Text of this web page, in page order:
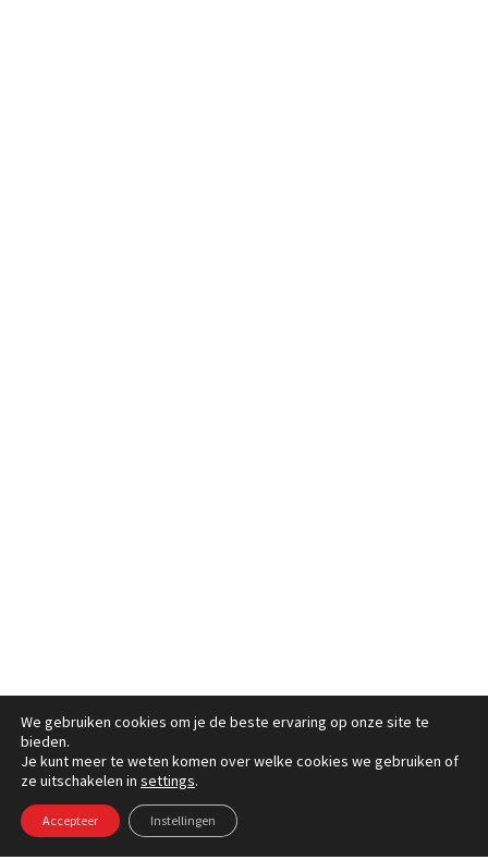
We gebruiken cookies om je de beste ervaring op onze site te
bieden.
Je kunt meer te weten komen over welke cookies we gebruiken of
ze uitschakelen in settings.
Accepteer Instellingen